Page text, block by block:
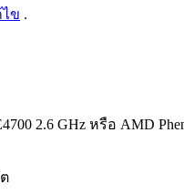
ข .
2.6 GHz หรือ AMD